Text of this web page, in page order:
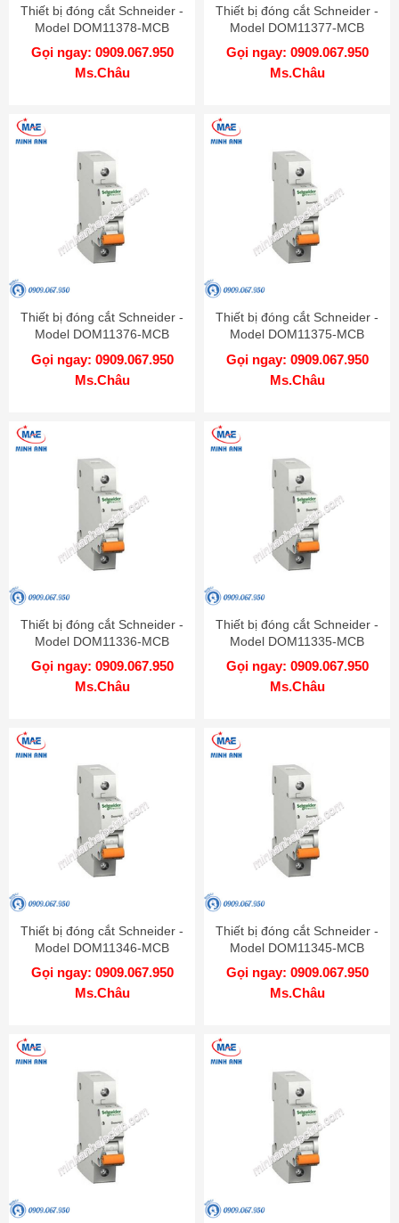
Thiết bị đóng cắt Schneider -
Model DOM11378-MCB
Gọi ngay: 0909.067.950
Ms.Châu
Thiết bị đóng cắt Schneider -
Model DOM11377-MCB
Gọi ngay: 0909.067.950
Ms.Châu
Thiết bị đóng cắt Schneider -
Model DOM11376-MCB
Gọi ngay: 0909.067.950
Ms.Châu
Thiết bị đóng cắt Schneider -
Model DOM11375-MCB
Gọi ngay: 0909.067.950
Ms.Châu
Thiết bị đóng cắt Schneider -
Model DOM11336-MCB
Gọi ngay: 0909.067.950
Ms.Châu
Thiết bị đóng cắt Schneider -
Model DOM11335-MCB
Gọi ngay: 0909.067.950
Ms.Châu
Thiết bị đóng cắt Schneider -
Model DOM11346-MCB
Gọi ngay: 0909.067.950
Ms.Châu
Thiết bị đóng cắt Schneider -
Model DOM11345-MCB
Gọi ngay: 0909.067.950
Ms.Châu